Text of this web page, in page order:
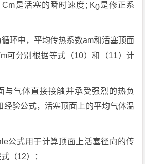
是活塞的瞬时速度; K0是修正系
环中，平均传热系数am和活塞顶面
可分别根据等式（10）和（11）计
与气体直接接触并承受强烈的热负
经验公式，活塞顶面上的平均气体温
公式用于计算顶面上活塞径向的传
（12）：